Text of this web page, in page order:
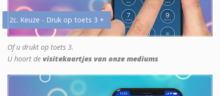
2c. Keuze - Druk op toets 3 +
Of u drukt op toets 3.
U hoort de visitekaartjes van onze mediums